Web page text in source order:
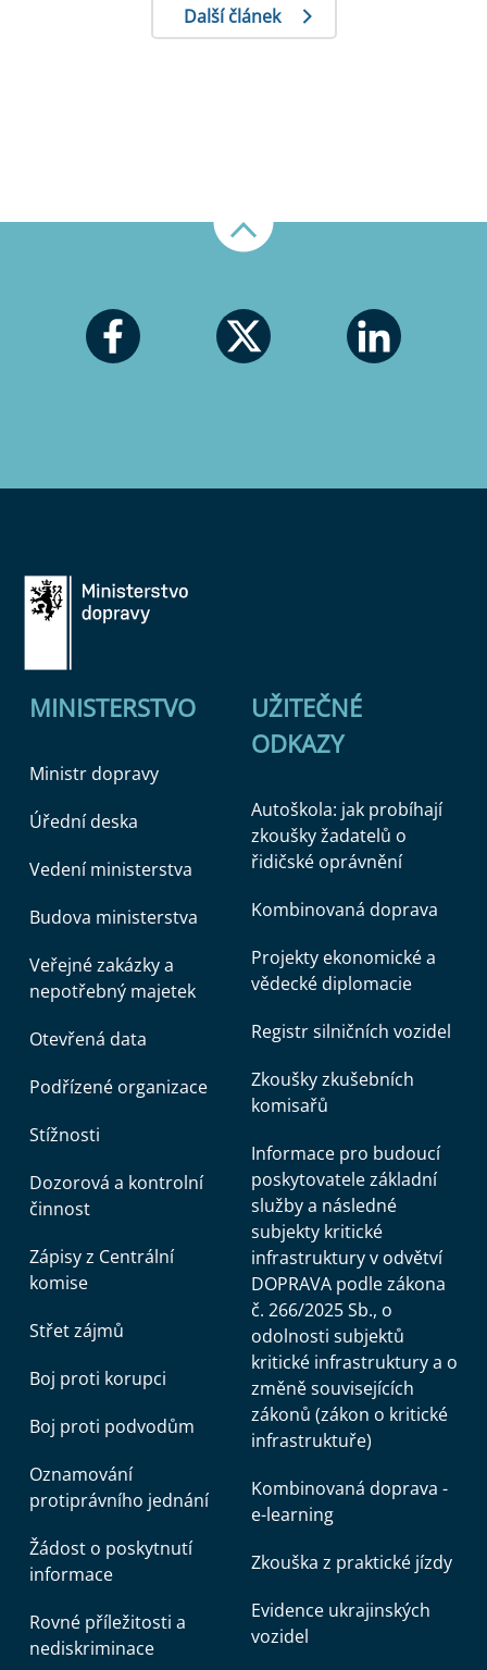
Další článek
MINISTERSTVO
Ministr dopravy
Úřední deska
Vedení ministerstva
Budova ministerstva
Veřejné zakázky a
nepotřebný majetek
Otevřená data
Podřízené organizace
Stížnosti
Dozorová a kontrolní
činnost
Zápisy z Centrální
komise
Střet zájmů
Boj proti korupci
Boj proti podvodům
Oznamování
protiprávního jednání
Žádost o poskytnutí
informace
Rovné příležitosti a
nediskriminace
UŽITEČNÉ
ODKAZY
Autoškola: jak probíhají
zkoušky žadatelů o
řidičské oprávnění
Kombinovaná doprava
Projekty ekonomické a
vědecké diplomacie
Registr silničních vozidel
Zkoušky zkušebních
komisařů
Informace pro budoucí
poskytovatele základní
služby a následné
subjekty kritické
infrastruktury v odvětví
DOPRAVA podle zákona
č. 266/2025 Sb., o
odolnosti subjektů
kritické infrastruktury a o
změně souvisejících
zákonů (zákon o kritické
infrastruktuře)
Kombinovaná doprava -
e-learning
Zkouška z praktické jízdy
Evidence ukrajinských
vozidel